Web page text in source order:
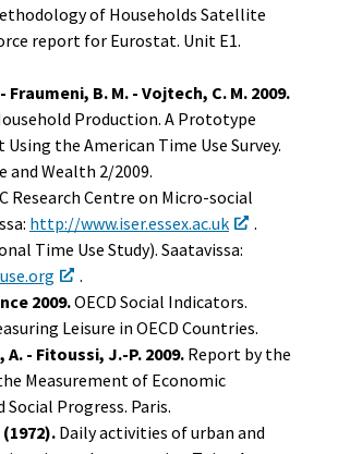
of Households Satellite
report for Eurostat. Unit E1.
Fraumeni, B. M. - Vojtech, C. M. 2009.
Production. A Prototype
the American Time Use Survey.
and Wealth 2/2009.
Research Centre on Micro-social
http://www.iser.essex.ac.uk
.
Time Use Study). Saatavissa:
.
2009.OECD Social Indicators.
Leisure in OECD Countries.
- Fitoussi, J.-P. 2009. Report by the
Measurement of Economic
Progress. Paris.
Daily activities of urban and